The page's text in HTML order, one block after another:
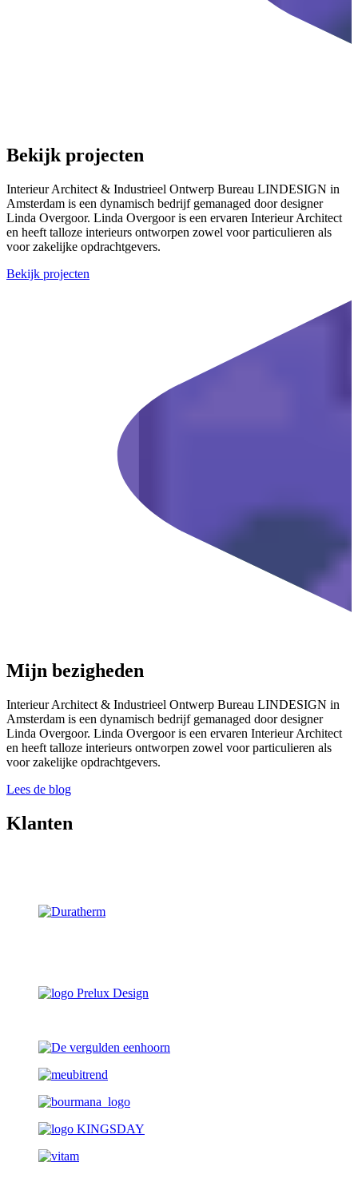
Bekijk projecten
Interieur Architect & Industrieel Ontwerp Bureau LINDESIGN in
Amsterdam is een dynamisch bedrijf gemanaged door designer
Linda Overgoor. Linda Overgoor is een ervaren Interieur Architect
en heeft talloze interieurs ontworpen zowel voor particulieren als
voor zakelijke opdrachtgevers.
Bekijk projecten
Mijn bezigheden
Interieur Architect & Industrieel Ontwerp Bureau LINDESIGN in
Amsterdam is een dynamisch bedrijf gemanaged door designer
Linda Overgoor. Linda Overgoor is een ervaren Interieur Architect
en heeft talloze interieurs ontworpen zowel voor particulieren als
voor zakelijke opdrachtgevers.
Lees de blog
Klanten